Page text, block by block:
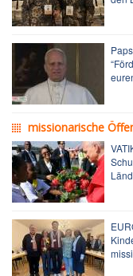
missionarische